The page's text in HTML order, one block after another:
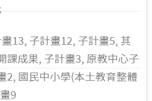
13, 子計畫12, 子計畫5, 其
課成果, 子計畫3, 原教中心子
2, 國民中小學(本土教育整體
9